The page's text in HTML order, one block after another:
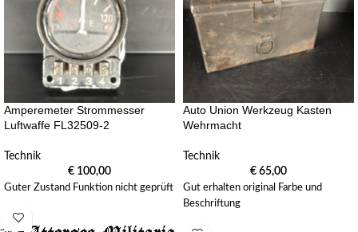
Amperemeter Strommesser
Luftwaffe FL32509-2
Technik
€ 100,00
Guter Zustand Funktion nicht geprüft
Auto Union Werkzeug Kasten
Wehrmacht
Technik
€ 65,00
Gut erhalten original Farbe und
Beschriftung